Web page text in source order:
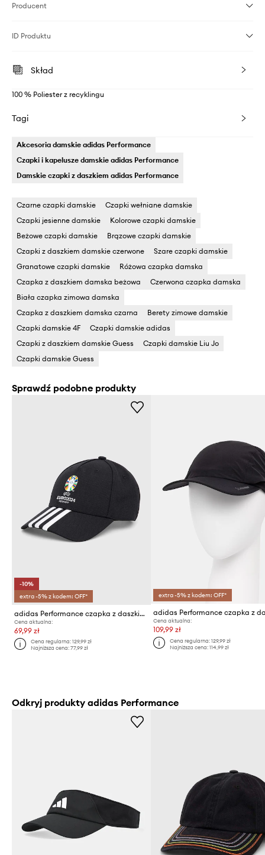
Producent
ID Produktu
Skład
100 % Poliester z recyklingu
Tagi
Akcesoria damskie adidas Performance
Czapki i kapelusze damskie adidas Performance
Damskie czapki z daszkiem adidas Performance
Czarne czapki damskie
Czapki wełniane damskie
Czapki jesienne damskie
Kolorowe czapki damskie
Beżowe czapki damskie
Brązowe czapki damskie
Czapki z daszkiem damskie czerwone
Szare czapki damskie
Granatowe czapki damskie
Różowa czapka damska
Czapka z daszkiem damska beżowa
Czerwona czapka damska
Biała czapka zimowa damska
Czapka z daszkiem damska czarna
Berety zimowe damskie
Czapki damskie 4F
Czapki damskie adidas
Czapki z daszkiem damskie Guess
Czapki damskie Liu Jo
Czapki damskie Guess
Sprawdź podobne produkty
-10%
extra -5% z kodem: OFF*
adidas Performance czapka z daszkiem Euro 2024
Cena aktualna:
69,99 zł
Cena regularna:129,99 zł
Najniższa cena:77,99 zł
extra -5% z kodem: OFF*
Cena aktualna:
109,99 zł
Cena regularna: 129,99 zł
Najniższa cena: 114,99 zł
Odkryj produkty adidas Performance